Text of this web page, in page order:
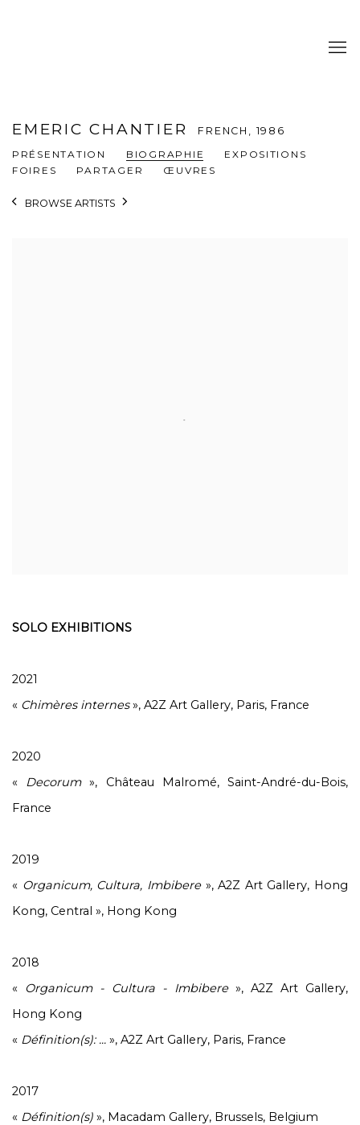
EMERIC CHANTIER FRENCH, 1986
PRÉSENTATION
BIOGRAPHIE
EXPOSITIONS
FOIRES
PARTAGER ŒUVRES
BROWSE ARTISTS
SOLO EXHIBITIONS
2021
« Chimères internes», A2Z Art Gallery, Paris, France
2020
« Decorum», Château Malromé, Saint-André-du-Bois,
France
2019
« Organicum, Cultura, Imbibere», A2Z Art Gallery, Hong
Kong, Central », Hong Kong
2018
« Organicum - Cultura - Imbibere», A2Z Art Gallery,
Hong Kong
« Définition(s): ... », A2Z Art Gallery, Paris, France
2017
« Définition(s) », Macadam Gallery, Brussels, Belgium